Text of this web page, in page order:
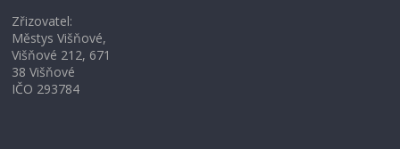
Zřizovatel:
Městys Višňové,
Višňové 212, 671
38 Višňové
IČO 293784